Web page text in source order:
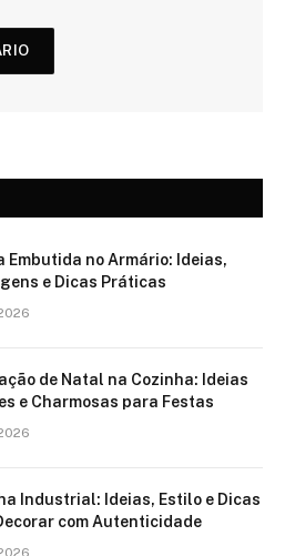
Embutida no Armário: Ideias,
e Dicas Práticas
de Natal na Cozinha: Ideias
e Charmosas para Festas
Industrial: Ideias, Estilo e Dicas
com Autenticidade